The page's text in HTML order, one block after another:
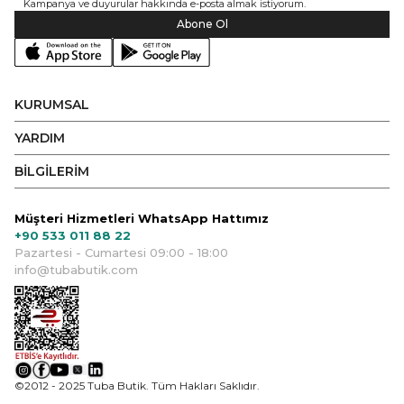
Kampanya ve duyurular hakkında e-posta almak istiyorum.
Abone Ol
KURUMSAL
YARDIM
BİLGİLERİM
Müşteri Hizmetleri WhatsApp Hattımız
+90 533 011 88 22
Pazartesi - Cumartesi 09:00 - 18:00
info@tubabutik.com
©2012 - 2025 Tuba Butik. Tüm Hakları Saklıdır.